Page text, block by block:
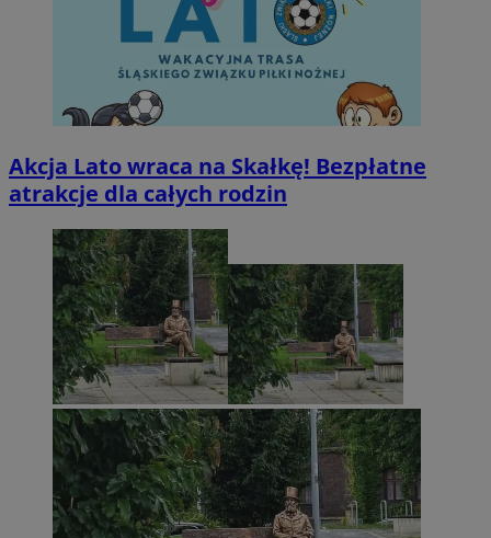
Akcja Lato wraca na Skałkę! Bezpłatne
atrakcje dla całych rodzin